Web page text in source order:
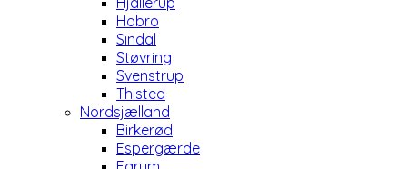
Hobro
Sindal
Støvring
Svenstrup
Thisted
Nordsjælland
Birkerød
Espergærde